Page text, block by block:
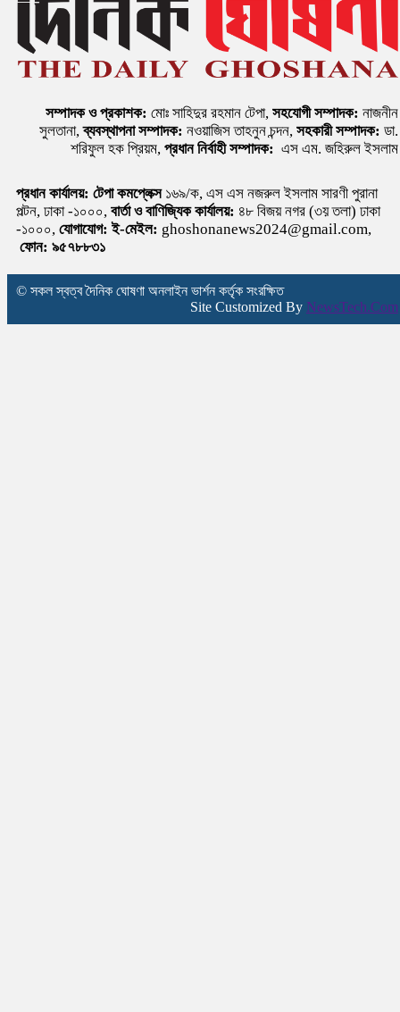
সম্পাদক ও প্রকাশক: মোঃ সাহিদুর রহমান টেপা, সহযোগী সম্পাদক: নাজনীন
সুলতানা,ব্যবস্থাপনা সম্পাদক: নওয়াজিস তাহনুন চন্দন, সহকারী সম্পাদক: ডা.
শরিফুল হক প্রিয়ম, প্রধান নির্বাহী সম্পাদক: এস এম. জহিরুল ইসলাম
প্রধান কার্যালয়: টেপা কমপ্লেক্স ১৬৯/ক, এস এস নজরুল ইসলাম সারণী পুরানা
পল্টন, ঢাকা -১০০০, বার্তা ও বাণিজ্যিক কার্যালয়: ৪৮ বিজয় নগর (৩য় তলা) ঢাকা
-১০০০, যোগাযোগ:ই-মেইল: ghoshonanews2024@gmail.com,
ফোন: ৯৫৭৮৮৩১
© সকল স্বত্ব দৈনিক ঘোষণা অনলাইন ভার্শন কর্তৃক সংরক্ষিত
Site Customized By NewsTech.Com